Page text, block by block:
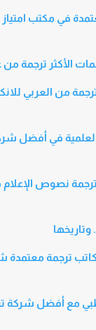
في مكتب امتياز
الأكثر ترجمة من
الأكثر ترجمة من العربي
العلمية في أفضل
ترجمة نصوص
ترجمة معتمدة
مع أفضل شركة